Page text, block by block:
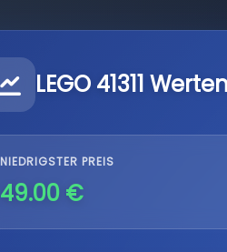
LEGO 41311
NIEDRIGSTER PREIS
49.00 €